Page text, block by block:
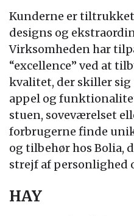
Kunderne er
designs og
Virksomheden har
“excellence” ved at
kvalitet, der skiller sig
appel og
stuen, soveværelset
forbrugerne finde
og tilbehør hos Bolia,
strejf af personlighed
HAY